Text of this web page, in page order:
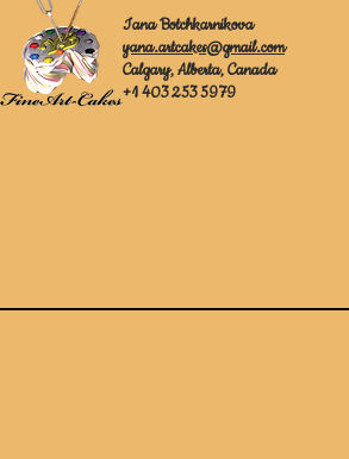
Iana Botchkarnikova
yana.artcakes@gmail.com
Calgary, Alberta, Canada
+1 403 253 5979